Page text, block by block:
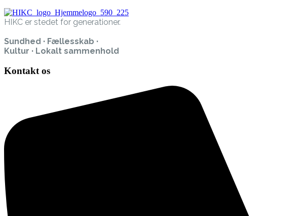
HIKC er stedet for generationer.
Sundhed · Fællesskab ·
Kultur · Lokalt sammenhold
Kontakt os